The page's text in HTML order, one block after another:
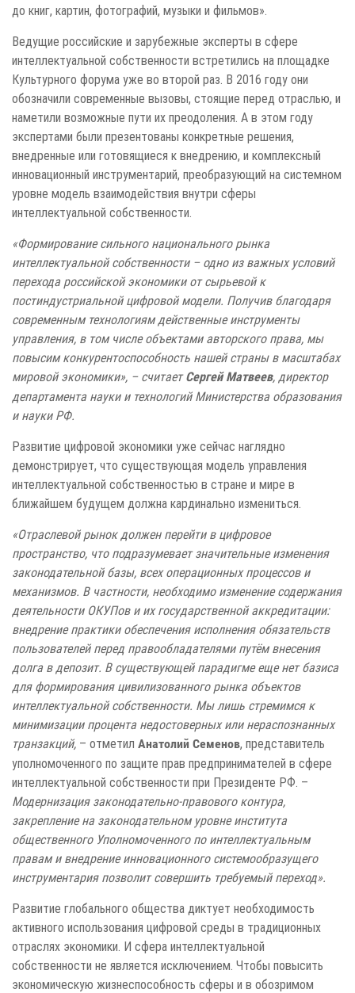
до книг, картин, фотографий, музыки и фильмов».
Ведущие российские и зарубежные эксперты в сфере
интеллектуальной собственности встретились на площадке
Культурного форума уже во второй раз. В 2016 году они
обозначили современные вызовы, стоящие перед отраслью, и
наметили возможные пути их преодоления. А в этом году
экспертами были презентованы конкретные решения,
внедренные или готовящиеся к внедрению, и комплексный
инновационный инструментарий, преобразующий на системном
уровне модель взаимодействия внутри сферы
интеллектуальной собственности.
«Формирование сильного национального рынка
интеллектуальной собственности – одно из важных условий
перехода российской экономики от сырьевой к
постиндустриальной цифровой модели. Получив благодаря
современным технологиям действенные инструменты
управления, в том числе объектами авторского права, мы
повысим конкурентоспособность нашей страны в масштабах
мировой экономики», – считаетСергей Матвеев, директор
департамента науки и технологий Министерства образования
и науки РФ.
Развитие цифровой экономики уже сейчас наглядно
демонстрирует, что существующая модель управления
интеллектуальной собственностью в стране и мире в
ближайшем будущем должна кардинально измениться.
«Отраслевой рынок должен перейти в цифровое
пространство, что подразумевает значительные изменения
законодательной базы, всех операционных процессов и
механизмов. В частности, необходимо изменение содержания
деятельности ОКУПов и их государственной аккредитации:
внедрение практики обеспечения исполнения обязательств
пользователей перед правообладателями путём внесения
долга в депозит. В существующей парадигме еще нет базиса
для формирования цивилизованного рынка объектов
интеллектуальной собственности. Мы лишь стремимся к
минимизации процента недостоверных или нераспознанных
транзакций, – отметил Анатолий Семенов, представитель
уполномоченного по защите прав предпринимателей в сфере
интеллектуальной собственности при Президенте РФ. –
Модернизация законодательно-правового контура,
закрепление на законодательном уровне института
общественного Уполномоченного по интеллектуальным
правам и внедрение инновационного системообразущего
инструментария позволит совершить требуемый переход».
Развитие глобального общества диктует необходимость
активного использования цифровой среды в традиционных
отраслях экономики. И сфера интеллектуальной
собственности не является исключением. Чтобы повысить
экономическую жизнеспособность сферы и в обозримом